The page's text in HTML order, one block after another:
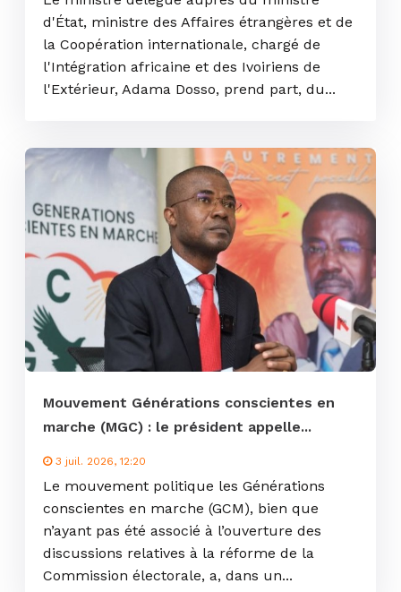
d'État, ministre des Affaires étrangères et de
la Coopération internationale, chargé de
l'Intégration africaine et des Ivoiriens de
l'Extérieur, Adama Dosso, prend part, du...
Mouvement Générations conscientes en
marche (MGC) : le président appelle...
3 juil. 2026, 12:20
Le mouvement politique les Générations
conscientes en marche (GCM), bien que
n’ayant pas été associé à l’ouverture des
discussions relatives à la réforme de la
Commission électorale, a, dans un...